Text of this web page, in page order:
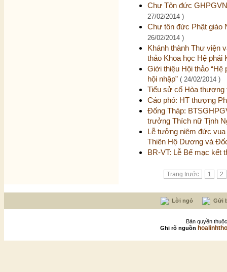
Chư Tôn đức
27/02/2014 )
Chư tôn đức Phật giáo
26/02/2014 )
Khánh thành Thư viện
thảo Khoa học Hệ phái
Giới thiệu Hội thảo “Hệ
hội nhập” ( 24/02/2014 )
Tiểu sử cố Hòa
Cáo phó: HT thượng
Đống Tháp:
trưởng Thích nữ Tịnh
Lễ tưởng niệm đức
Thiên Hộ Dương và
BR-VT: Lễ Bế mạc kết
Trang trước 1 2
Lời ngỏ Gửi
Bản quyền
Ghi rõ nguồn